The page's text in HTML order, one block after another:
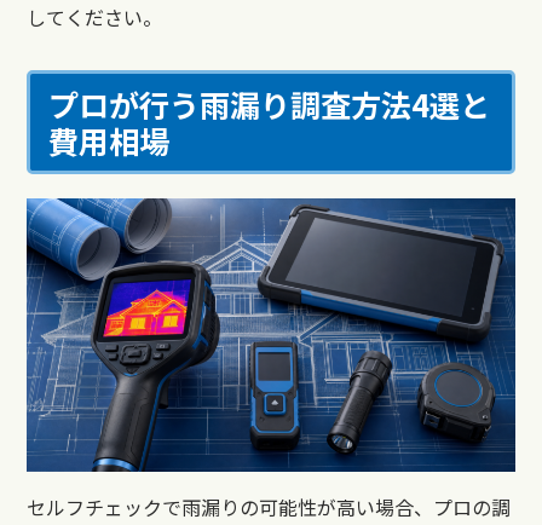
してください。
プロが行う雨漏り調査方法4選と
費用相場
セルフチェックで雨漏りの可能性が高い場合、プロの調